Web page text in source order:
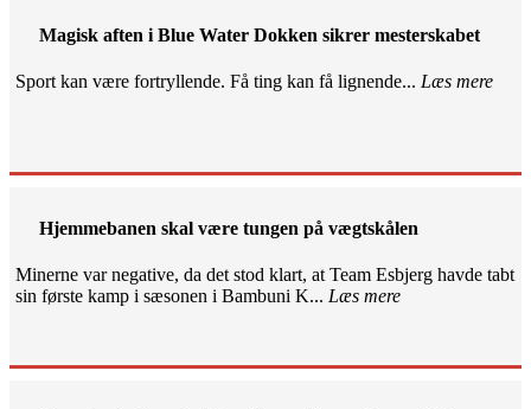
Magisk aften i Blue Water Dokken sikrer mesterskabet
Sport kan være fortryllende. Få ting kan få lignende... Læs mere
Hjemmebanen skal være tungen på vægtskålen
Minerne var negative, da det stod klart, at Team Esbjerg havde tabt
sin første kamp i sæsonen i Bambuni K... Læs mere